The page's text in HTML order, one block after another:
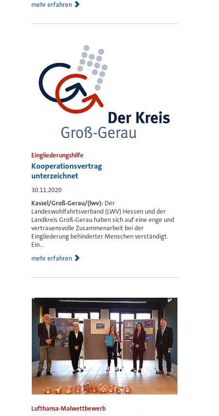
mehr erfahren
Eingliederungshilfe
Kooperationsvertrag
unterzeichnet
30.11.2020
Kassel/Groß-Gerau/(lwv): Der
Landeswohlfahrtsverband (LWV) Hessen und der
Landkreis Groß-Gerau haben sich auf eine enge und
vertrauensvolle Zusammenarbeit bei der
Eingliederung behinderter Menschen verständigt.
Ein...
mehr erfahren
Lufthansa-Malwettbewerb